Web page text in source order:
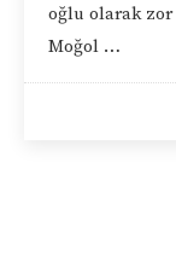
oğlu olarak
Moğol …